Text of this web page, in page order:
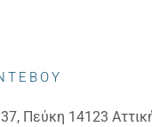
Πεύκη 14123